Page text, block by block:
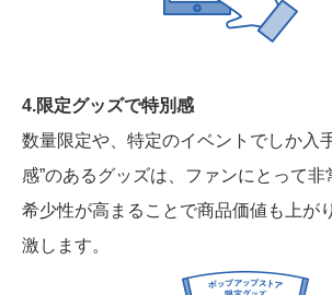
4.限定グッズで特別感
数量限定や、特定のイベントでしか入
感”のあるグッズは、ファンにとって非
希少性が高まることで商品価値も上が
激します。